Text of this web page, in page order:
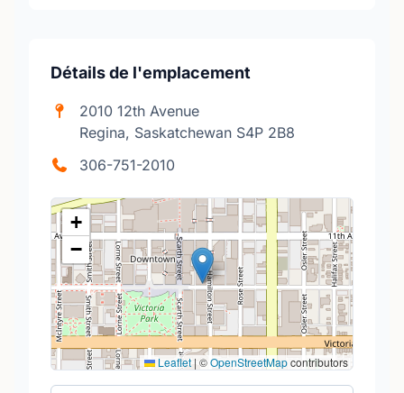
Détails de l'emplacement
2010 12th Avenue
Regina, Saskatchewan S4P 2B8
306-751-2010
+
−
Leaflet | ©OpenStreetMapcontributors